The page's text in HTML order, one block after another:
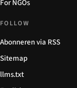
For NGOs
FOLLOW
Abonneren via RSS
Sitemap
llms.txt